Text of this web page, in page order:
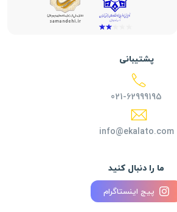
ما را دنبال کنید
پیج اینستاگرام
پشتیبانی
021-62999195
info@ekalato.com